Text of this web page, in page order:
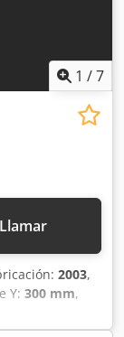
1 /7
Llamar
2003,
Y: 300 mm,
total:3.250